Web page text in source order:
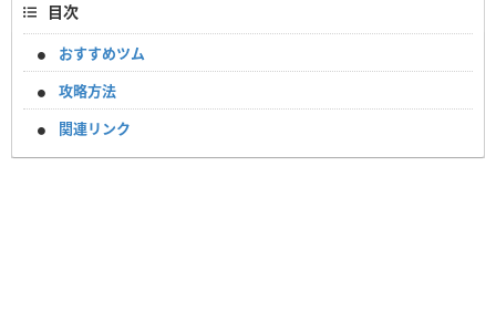
目次
おすすめツム
攻略方法
関連リンク